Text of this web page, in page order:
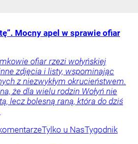
Mocny apel w sprawie ofiar
ofiar rzezi wołyńskiej
zdjęcia i listy, wspominając
z niezwykłym okrucieństwem.
że dla wielu rodzin Wołyń nie
lecz bolesną raną, która do dziś
Tylko u NasTygodnik